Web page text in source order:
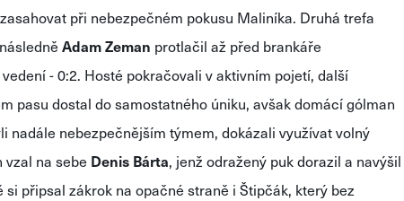
při nebezpečném pokusu Maliníka. Druhá trefa
AdamZeman protlačil až před brankáře
- 0:2. Hosté pokračovali v aktivním pojetí, další
pasu dostal do samostatného úniku, avšak domácí gólman
nadále nebezpečnějším týmem, dokázali využívat volný
na sebe Denis Bárta, jenž odražený puk dorazil a navýšil
připsal zákrok na opačné straně i Štipčák, který bez